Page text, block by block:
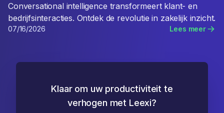
Conversational intelligence transformeert klant- en
bedrijfsinteracties. Ontdek de revolutie in zakelijk inzicht.
07/16/2026 Lees meer
Klaar om uw productiviteit te
verhogen met Leexi?